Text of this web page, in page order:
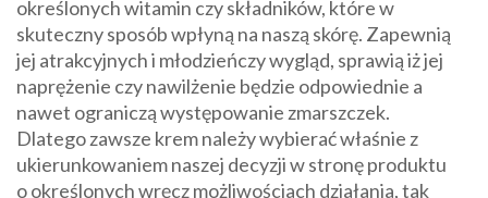
określonych witamin czy składników, które w
skuteczny sposób wpłyną na naszą skórę. Zapewnią
jej atrakcyjnych i młodzieńczy wygląd, sprawią iż jej
naprężenie czy nawilżenie będzie odpowiednie a
nawet ograniczą występowanie zmarszczek.
Dlatego zawsze krem należy wybierać właśnie z
ukierunkowaniem naszej decyzji w stronę produktu
o określonych wręcz możliwościach działania, tak